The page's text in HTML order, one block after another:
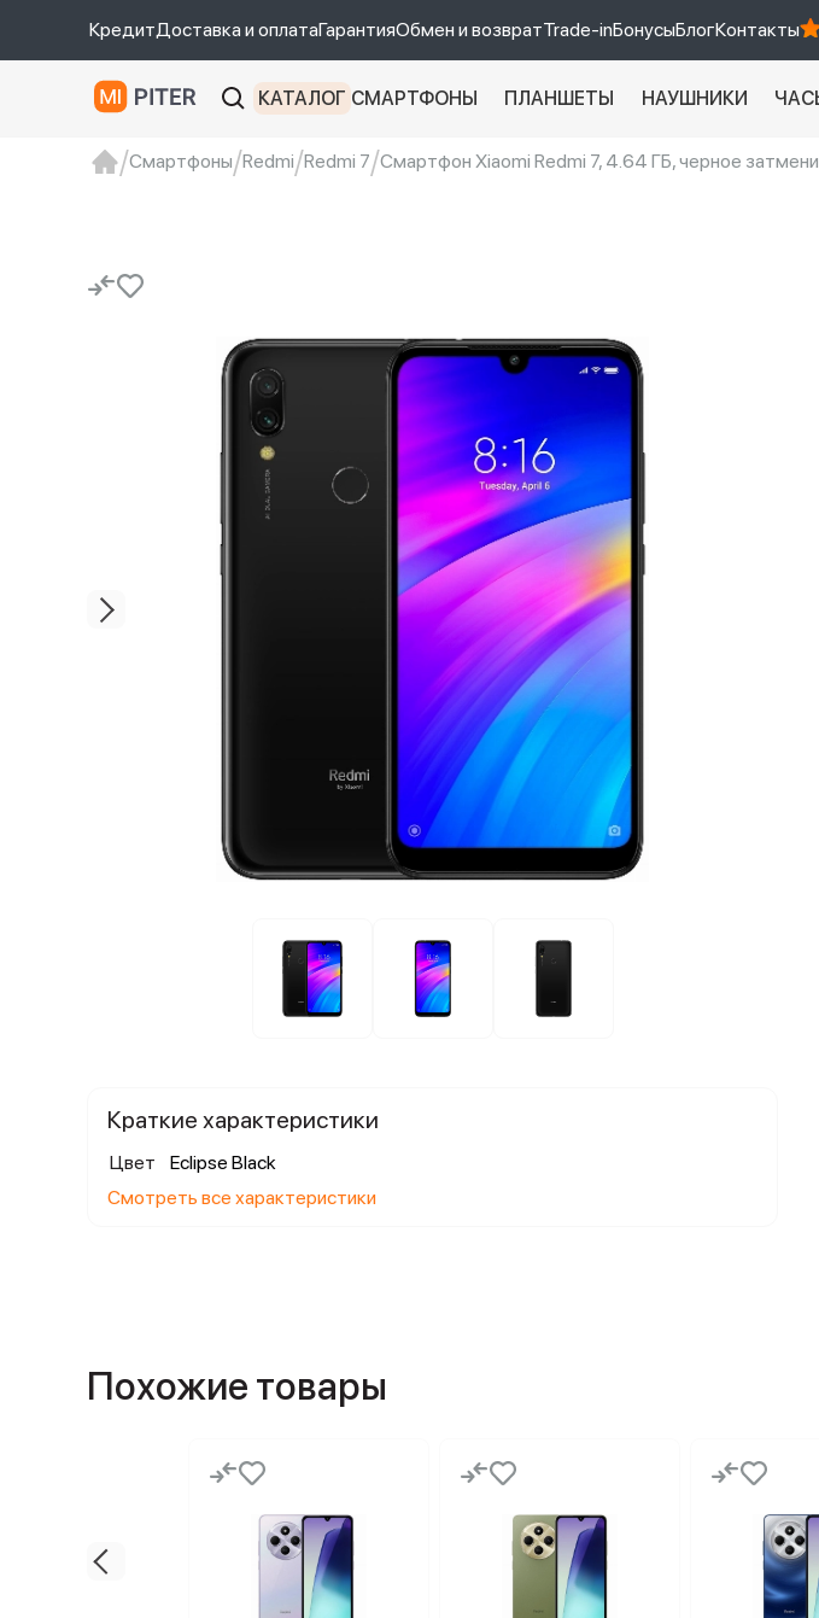
КредитДоставка и оплатаГарантияОбмен и возвратTrade-inБонусыБлогКонтакты
КАТАЛОГ СМАРТФОНЫ ПЛАНШЕТЫ НАУШНИКИ
Смартфоны Redmi Redmi 7 Смартфон Xiaomi Redmi 7, 4.64 ГБ, черное
Краткие характеристики
Цвет
Eclipse Black
Смотреть все характеристики
Похожие товары